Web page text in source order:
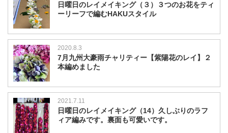
日曜日のレイメイキング（３）３つのお花をティ
ーリーフで編むHAKUスタイル
2020.8.3
7月九州大豪雨チャリティー【紫陽花のレイ】２
本編めました
2021.7.11
日曜日のレイメイキング（14）久しぶりのラフ
ィア編みです。裏面も可愛いです。